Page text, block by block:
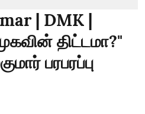
| DMK |
திட்டமா?"
பரபரப்பு